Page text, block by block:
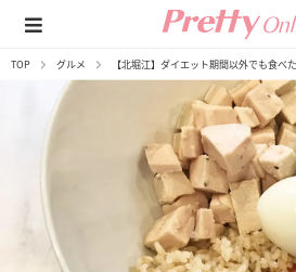
TOP グルメ 【北堀江】ダイエット期間以外でも食べ